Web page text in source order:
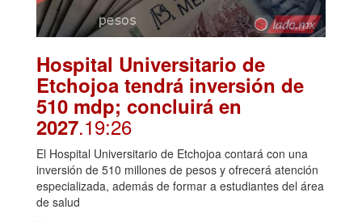
Hospital Universitario de
Etchojoa tendrá inversión de
510 mdp; concluirá en
2027.19:26
El Hospital Universitario de Etchojoa contará con una
inversión de 510 millones de pesos y ofrecerá atención
especializada, además de formar a estudiantes del área
de salud